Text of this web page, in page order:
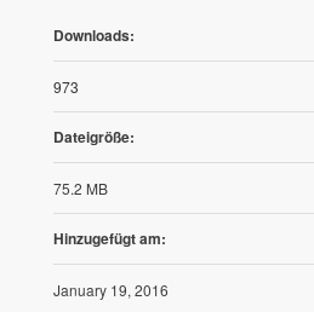
Downloads:
973
Dateigröße:
75.2 MB
Hinzugefügt am:
January 19, 2016